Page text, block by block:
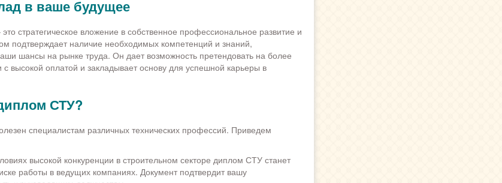
в ваше будущее
стратегическое вложение в собственное профессиональное развитие и
подтверждает наличие необходимых компетенций и знаний,
шансы на рынке труда. Он дает возможность претендовать на более
с высокой оплатой и закладывает основу для успешной карьеры в
СТУ?
специалистам различных технических профессий. Приведем
высокой конкуренции в строительном секторе диплом СТУ станет
работы в ведущих компаниях. Документ подтвердит вашу